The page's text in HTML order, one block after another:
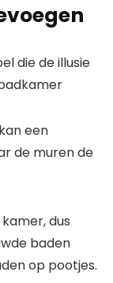
een
de muren de
dus
baden
op pootjes.